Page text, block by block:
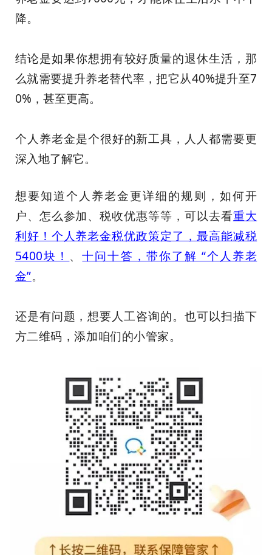
降。
结论是如果你想拥有较好质量的退休生活，那
么就需要提升养老替代率，把它从40%提升至7
0%，甚至更高。
个人养老金是个很好的新工具，人人都需要更
深入地了解它。
想要知道个人养老金更详细的规则，如何开
户、怎么参加、税收优惠等等，可以去看重大
利好！个人养老金税优政策定了，最高能减税
5400块！ 、十问十答，带你了解 “个人养老
金”。
还是有问题，想要人工咨询的。也可以扫描下
方二维码，添加咱们的小管家。